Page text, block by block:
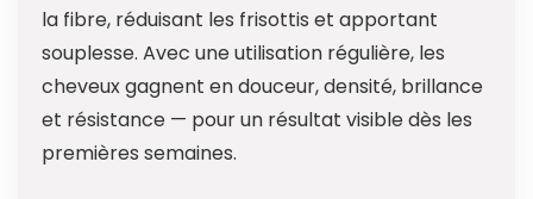
la fibre, réduisant les frisottis et apportant
souplesse. Avec une utilisation régulière, les
cheveux gagnent en douceur, densité, brillance
et résistance — pour un résultat visible dès les
premières semaines.